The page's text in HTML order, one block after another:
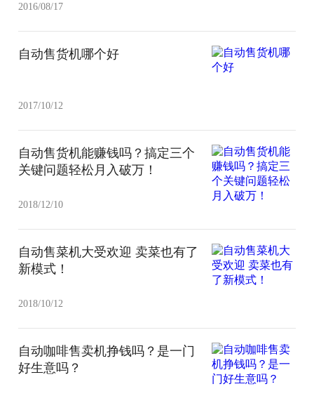
2016/08/17
自动售货机哪个好
2017/10/12
自动售货机能赚钱吗？搞定三个
关键问题轻松月入破万！
2018/12/10
自动售菜机大受欢迎 卖菜也有了
新模式！
2018/10/12
自动咖啡售卖机挣钱吗？是一门
好生意吗？